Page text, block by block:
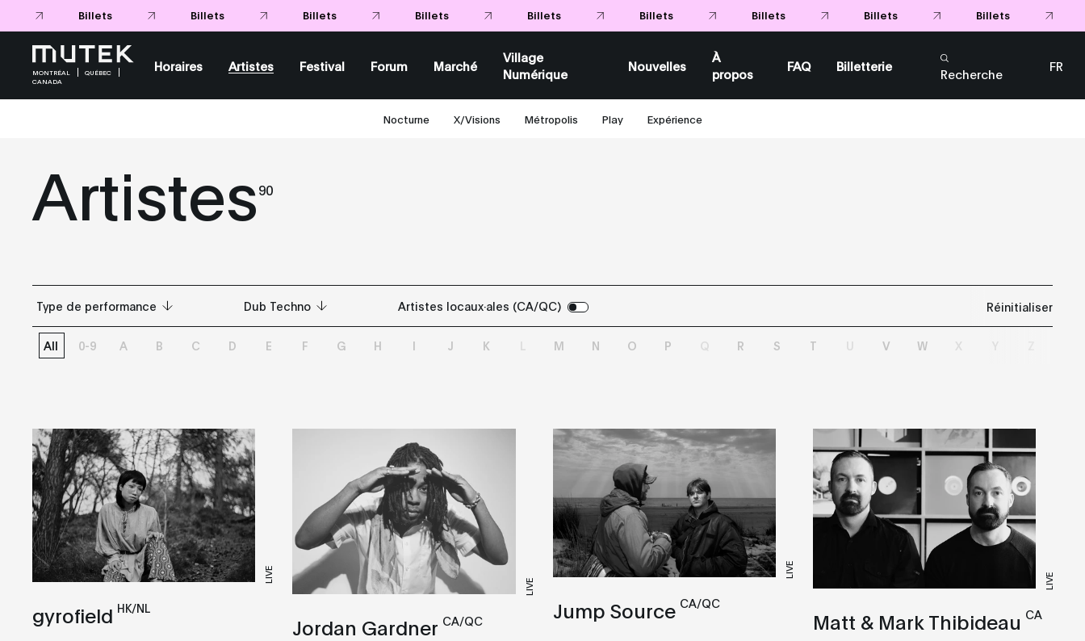
Billets
MONTRÉAL
QUÉBEC
CANADA
Horaires Artistes Festival Forum Marché
Village
Numérique
Nouvelles
À
propos
FAQ Billetterie
Recherche
FR
Nocturne X/Visions Métropolis Play Expérience
Artistes90
Réinitialiser
Type de performance
Tous
Live
Live A/V
VJ
Dub Techno
Tous
Broken Beat
Club
Artistes locaux·ales (CA/QC)
All 0-9 A B C D E F G H I J K L M N O P Q R S T U V W X
LIVE
gyrofield HK/NL
LIVE
Jordan Gardner CA/QC
LIVE
Jump Source CA/QC
LIVE
Matt & Mark Thibideau CA